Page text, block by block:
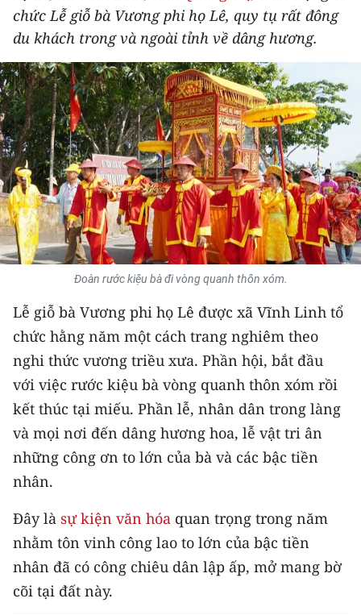
DU LỊCH
THẾ GIỚI
THỂ THAO
GIÁO DỤC
Y TẾ
KHOA HỌC - CÔNG NGHỆ
MÔI TRƯỜNG
BẠN ĐỌC
KIỂM CHỨNG THÔNG TIN
TRI THỨC CHUYÊN SÂU
54 DÂN TỘC VIỆT NAM
CHƯƠNG TRÌNH OCOP - MỖI XÃ
MỘT SẢN PHẨM
RADIO
MEDIA CENTER
E-Magazine
chức Lễ giỗ bà Vương phi họ Lê, quy tụ rất đông
du khách trong và ngoài tỉnh về dâng hương.
Đoàn rước kiệu bà đi vòng quanh thôn xóm.
Lễ giỗ bà Vương phi họ Lê được xã Vĩnh Linh tổ
chức hằng năm một cách trang nghiêm theo
nghi thức vương triều xưa. Phần hội, bắt đầu
với việc rước kiệu bà vòng quanh thôn xóm rồi
kết thúc tại miếu. Phần lễ, nhân dân trong làng
và mọi nơi đến dâng hương hoa, lễ vật tri ân
những công ơn to lớn của bà và các bậc tiền
nhân.
Đây là sự kiện văn hóa quan trọng trong năm
nhằm tôn vinh công lao to lớn của bậc tiền
nhân đã có công chiêu dân lập ấp, mở mang bờ
cõi tại đất này.